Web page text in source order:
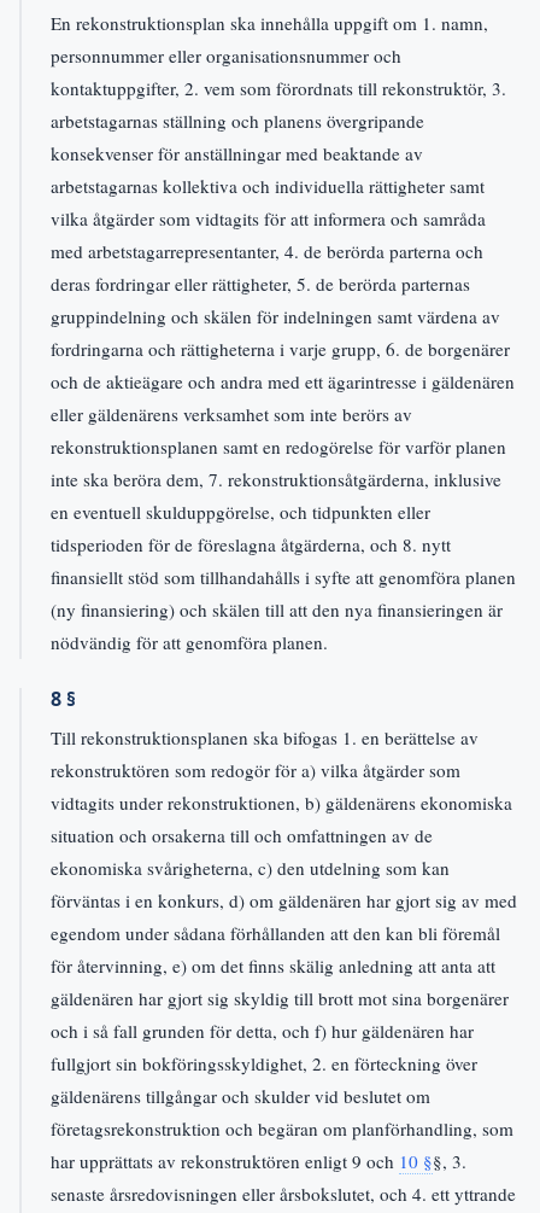
En rekonstruktionsplan ska innehålla uppgift om 1. namn,
personnummer eller organisationsnummer och
kontaktuppgifter, 2. vem som förordnats till rekonstruktör, 3.
arbetstagarnas ställning och planens övergripande
konsekvenser för anställningar med beaktande av
arbetstagarnas kollektiva och individuella rättigheter samt
vilka åtgärder som vidtagits för att informera och samråda
med arbetstagarrepresentanter, 4. de berörda parterna och
deras fordringar eller rättigheter, 5. de berörda parternas
gruppindelning och skälen för indelningen samt värdena av
fordringarna och rättigheterna i varje grupp, 6. de borgenärer
och de aktieägare och andra med ett ägarintresse i gäldenären
eller gäldenärens verksamhet som inte berörs av
rekonstruktionsplanen samt en redogörelse för varför planen
inte ska beröra dem, 7. rekonstruktionsåtgärderna, inklusive
en eventuell skulduppgörelse, och tidpunkten eller
tidsperioden för de föreslagna åtgärderna, och 8. nytt
finansiellt stöd som tillhandahålls i syfte att genomföra planen
(ny finansiering) och skälen till att den nya finansieringen är
nödvändig för att genomföra planen.
8 §
Till rekonstruktionsplanen ska bifogas 1. en berättelse av
rekonstruktören som redogör för a) vilka åtgärder som
vidtagits under rekonstruktionen, b) gäldenärens ekonomiska
situation och orsakerna till och omfattningen av de
ekonomiska svårigheterna, c) den utdelning som kan
förväntas i en konkurs, d) om gäldenären har gjort sig av med
egendom under sådana förhållanden att den kan bli föremål
för återvinning, e) om det finns skälig anledning att anta att
gäldenären har gjort sig skyldig till brott mot sina borgenärer
och i så fall grunden för detta, och f) hur gäldenären har
fullgjort sin bokföringsskyldighet, 2. en förteckning över
gäldenärens tillgångar och skulder vid beslutet om
företagsrekonstruktion och begäran om planförhandling, som
har upprättats av rekonstruktören enligt 9 och 10 §§, 3.
senaste årsredovisningen eller årsbokslutet, och 4. ett yttrande